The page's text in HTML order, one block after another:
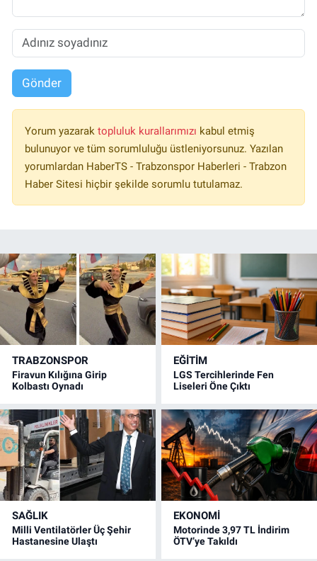
Gönder
Yorum yazarak topluluk kurallarımızı kabul etmiş
bulunuyor ve tüm sorumluluğu üstleniyorsunuz. Yazılan
yorumlardan HaberTS - Trabzonspor Haberleri - Trabzon
Haber Sitesi hiçbir şekilde sorumlu tutulamaz.
TRABZONSPOR
Firavun Kılığına Girip
Kolbastı Oynadı
EĞİTİM
LGS Tercihlerinde Fen
Liseleri Öne Çıktı
SAĞLIK
Milli Ventilatörler Üç Şehir
Hastanesine Ulaştı
EKONOMİ
Motorinde 3,97 TL İndirim
ÖTV’ye Takıldı